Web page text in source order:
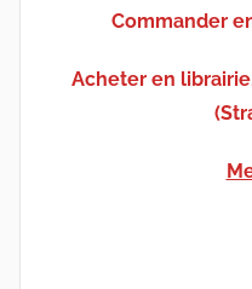
Commander
Acheter en